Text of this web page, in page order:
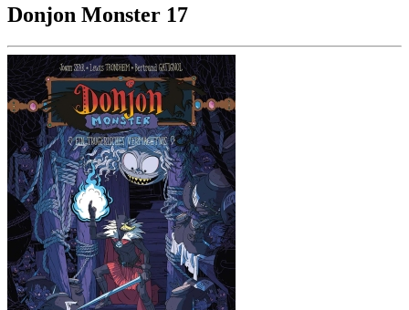
Donjon Monster 17